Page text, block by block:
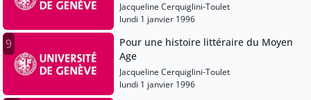
Jacqueline Cerquiglini-Toulet
lundi 1 janvier 1996
9
Pour une histoire littéraire du Moyen
Age
Jacqueline Cerquiglini-Toulet
lundi 1 janvier 1996